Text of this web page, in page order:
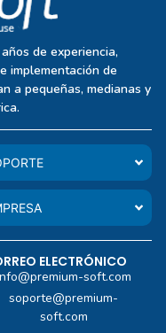
de experiencia,
implementación de
a pequeñas, medianas y
ELECTRÓNICO
soft.com
soporte@premium-
soft.com